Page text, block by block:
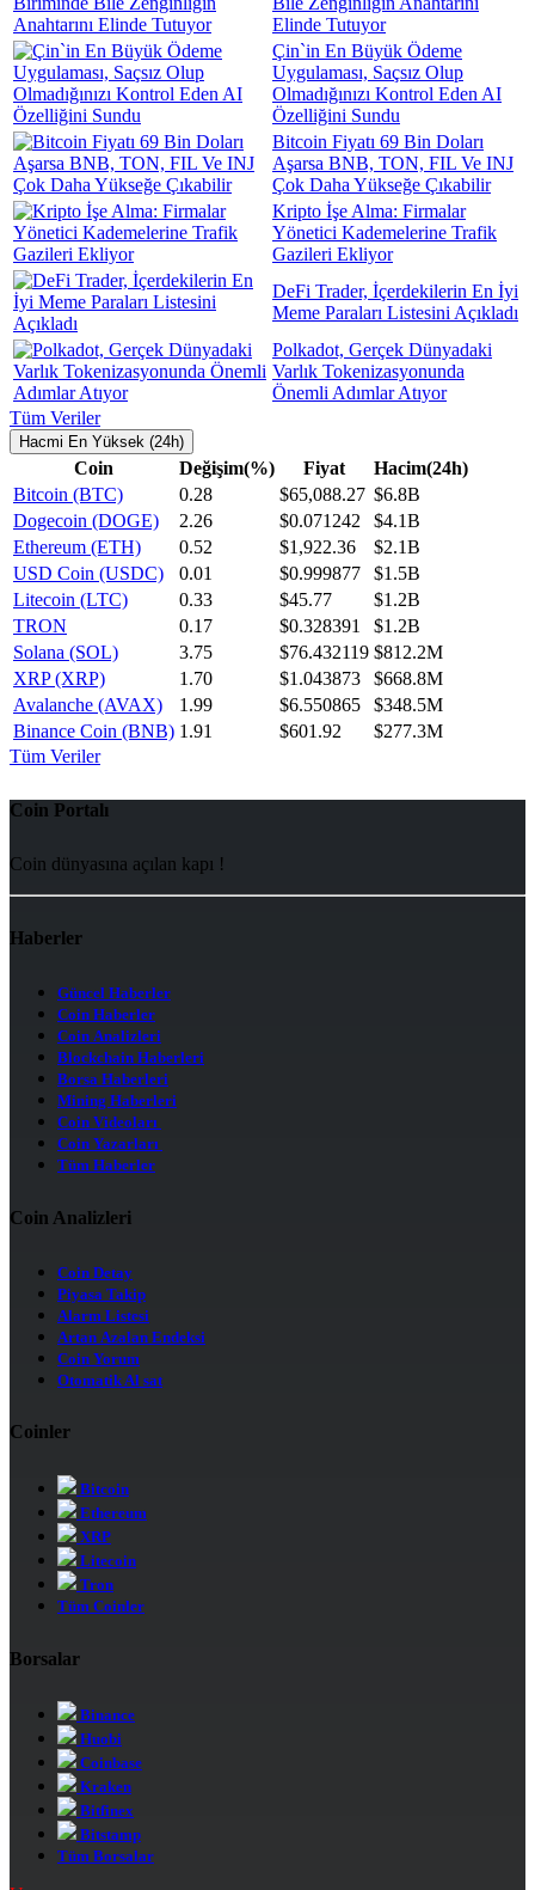
Elinde Tutuyor
Çin`in En Büyük Ödeme
Uygulaması, Saçsız Olup
Olmadığınızı Kontrol Eden AI
Özelliğini Sundu
Bitcoin Fiyatı 69 Bin Doları
Aşarsa BNB, TON, FIL Ve INJ
Çok Daha Yükseğe Çıkabilir
Kripto İşe Alma: Firmalar
Yönetici Kademelerine Trafik
Gazileri Ekliyor
DeFi Trader, İçerdekilerin En İyi
Meme Paraları Listesini Açıkladı
Polkadot, Gerçek Dünyadaki
Varlık Tokenizasyonunda
Önemli Adımlar Atıyor
Tüm Veriler
Hacmi En Yüksek (24h)
Coin Değişim(%) Fiyat
Hacim(24h)
Bitcoin (BTC)
0.28 $65,088.27 $6.8B
Dogecoin (DOGE)
2.26 $0.071242
$4.1B
Ethereum (ETH)
0.52 $1,922.36
$2.1B
USD Coin (USDC)
0.01 $0.999877
$1.5B
Litecoin (LTC)
0.33 $45.77
$1.2B
TRON
0.17 $0.328391
$1.2B
Solana (SOL)
3.75 $76.432119 $812.2M
XRP (XRP)
1.70 $1.043873
$668.8M
Avalanche (AVAX)
1.99 $6.550865
$348.5M
Binance Coin (BNB) 1.91 $601.92
$277.3M
Tüm Veriler
Coin Portalı
Coin dünyasına açılan kapı !
Haberler
Güncel Haberler
Coin Haberler
Coin Analizleri
Blockchain Haberleri
Borsa Haberleri
Mining Haberleri
Coin Videoları
Coin Yazarları
Tüm Haberler
Coin Analizleri
Coin Detay
Piyasa Takip
Alarm Listesi
Artan Azalan Endeksi
Coin Yorum
Otomatik Al sat
Coinler
Bitcoin
Ethereum
XRP
Litecoin
Tron
Tüm Coinler
Borsalar
Binance
Huobi
Coinbase
Kraken
Bitfinex
Bitstamp
Tüm Borsalar